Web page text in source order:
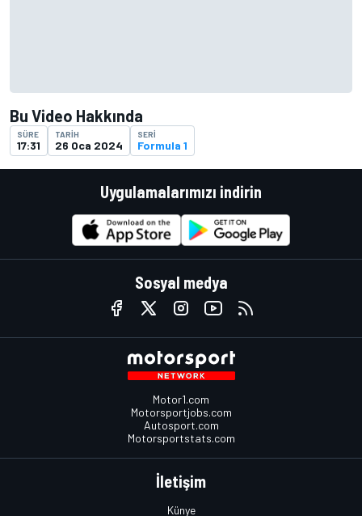
Bu Video Hakkında
SÜRE
17:31
TARIH
26 Oca 2024
SERI
Formula 1
Uygulamalarımızı indirin
Sosyal medya
Motor1.com
Motorsportjobs.com
Autosport.com
Motorsportstats.com
İletişim
Künye